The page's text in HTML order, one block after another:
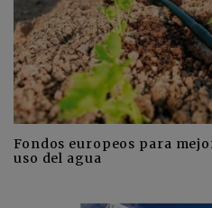
Fondos europeos para
uso del agua